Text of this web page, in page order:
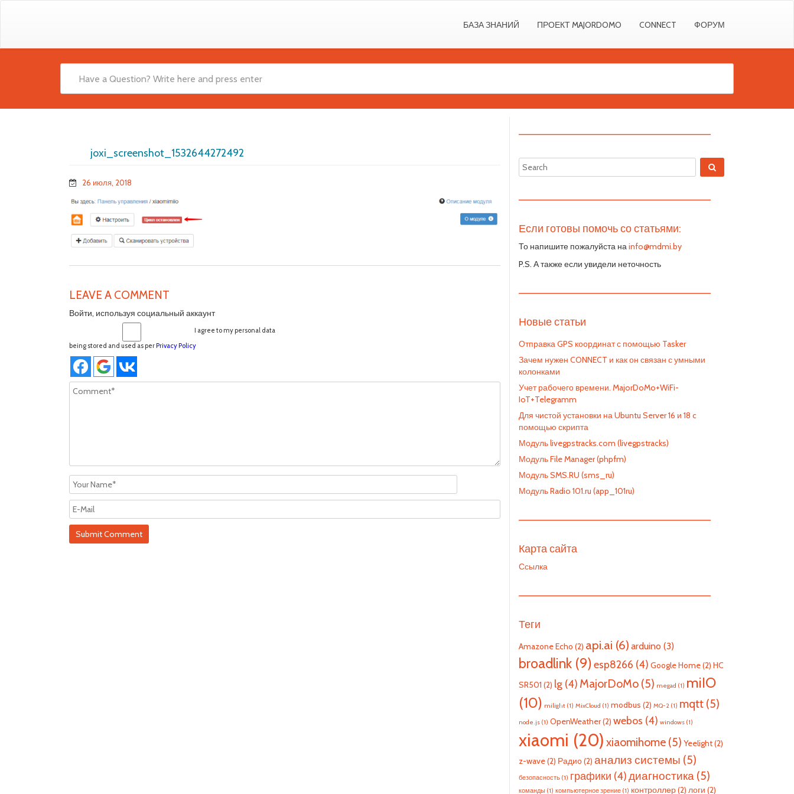
БАЗА ЗНАНИЙ ПРОЕКТ MAJORDOMO CONNECT ФОРУМ
joxi_screenshot_1532644272492
26 июля, 2018
LEAVE A COMMENT
Войти, используя социальный аккаунт
I agree to my personal data
being stored and used as perPrivacy Policy
—————————————————————————
—————————————————————————
Если готовы помочь со статьями:
То напишите пожалуйста наinfo@mdmi.by
P.S. А также если увидели неточность
—————————————————————————
Новые статьи
Отправка GPS координат с помощью Tasker
Зачем нужен CONNECT и как он связан с умными
колонками
Учет рабочего времени. MajorDoMo+WiFi-
IoT+Telegramm
Для чистой установки на Ubuntu Server 16 и 18 c
помощью скрипта
Модуль livegpstracks.com (livegpstracks)
Модуль File Manager (phpfm)
Модуль SMS.RU (sms_ru)
Модуль Radio 101.ru (app_101ru)
—————————————————————————
Карта сайта
Ссылка
—————————————————————————
Теги
Amazone Echo (2) api.ai (6) arduino (3)
broadlink (9)esp8266 (4) Google Home(2) HC
SR501 (2) lg (4) MajorDoMo (5) megad (1) miIO
(10) milight (1) MixCloud (1) modbus (2) MQ-2 (1) mqtt (5)
node.js (1) OpenWeather(2) webos (4) windows (1)
xiaomi (20) xiaomihome (5) Yeelight(2)
z-wave(2) Радио(2) анализ системы (5)
безопасность (1) графики (4)диагностика (5)
команды (1) компьютерное зрение (1) контроллер(2) логи (2)